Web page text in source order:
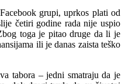
grupi, uprkos plati od
četiri godine rada nije uspio
toga je pitao druge da li je
ili je danas zaista teško
tabora – jedni smatraju da je